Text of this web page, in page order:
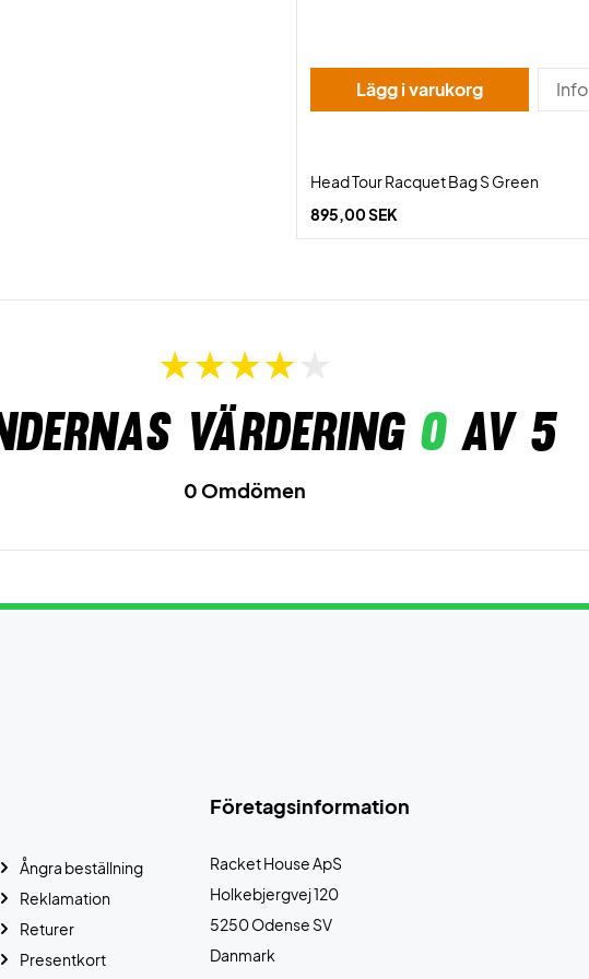
Lägg i varukorg Info
Head Tour Racquet Bag S Green
895,00 SEK
värdering 0av 5
0 Omdömen
Företagsinformation
Racket House ApS
Holkebjergvej 120
5250 Odense SV
Danmark
Ångra beställning
Reklamation
Returer
Presentkort